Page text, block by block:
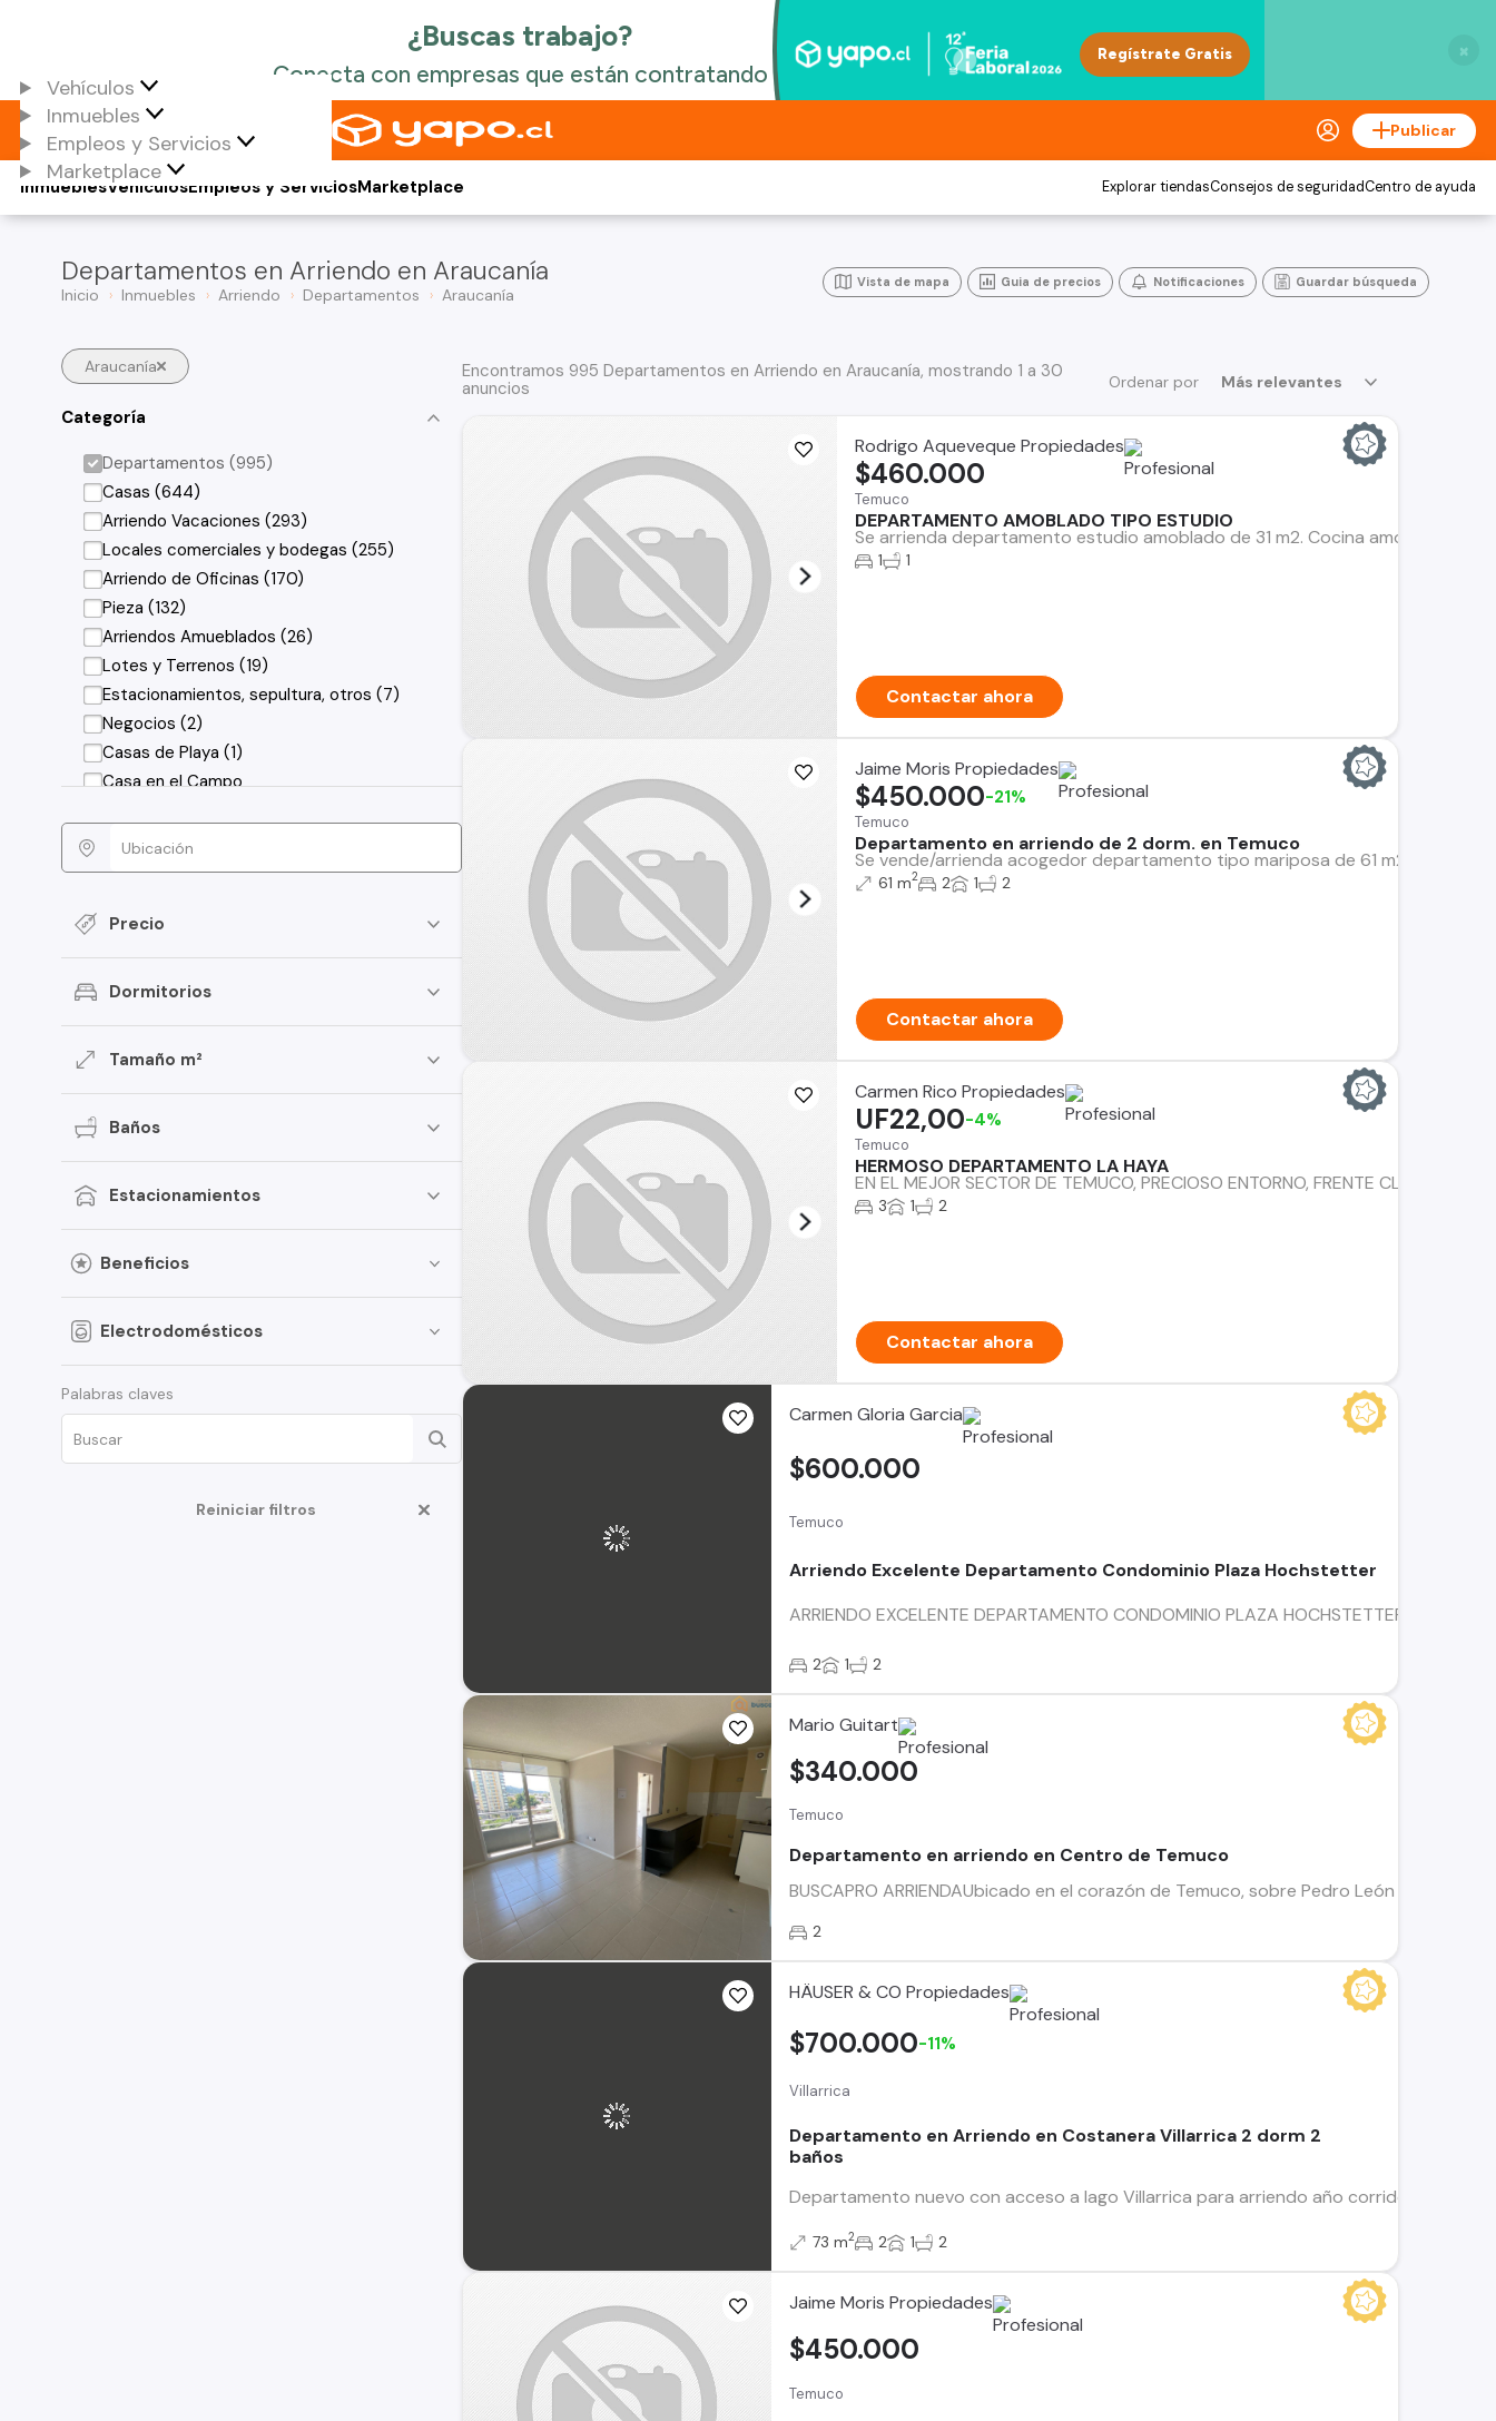
×
Vehículos
Inmuebles
Empleos y Servicios
Marketplace
Publicar
Vehículos
Inmuebles Empleos y ServiciosMarketplace Explorar tiendasConsejos de seguridadCentro de ayuda
Departamentos en Arriendo en Araucanía
Inicio Inmuebles Arriendo Departamentos Araucanía
Vista de mapa Guia de precios Notificaciones Guardar búsqueda
Araucanía
Categoría
Departamentos (995)
Casas (644)
Arriendo Vacaciones (293)
Locales comerciales y bodegas (255)
Arriendo de Oficinas (170)
Pieza (132)
Arriendos Amueblados (26)
Lotes y Terrenos (19)
Estacionamientos, sepultura, otros (7)
Negocios (2)
Casas de Playa (1)
Casa en el Campo
Precio
Dormitorios
Tamaño m²
Baños
Estacionamientos
Beneficios
Electrodomésticos
Palabras claves
Reiniciar filtros
Ordenar por Más relevantes
Encontramos 995 Departamentos en Arriendo en Araucanía, mostrando 1 a 30
anuncios
Rodrigo Aqueveque Propiedades
Temuco
DEPARTAMENTO AMOBLADO TIPO ESTUDIO
Se arrienda departamento estudio amoblado de 31 m2. Cocina amoblada,
$460.000
1 1
Contactar ahora
Jaime Moris Propiedades
Temuco
Departamento en arriendo de 2 dorm. en Temuco
Se vende/arrienda acogedor departamento tipo mariposa de 61 m2
$450.000-21%
61 m2 2 1 2
Contactar ahora
Carmen Rico Propiedades
Temuco
HERMOSO DEPARTAMENTO LA HAYA
EN EL MEJOR SECTOR DE TEMUCO, PRECIOSO ENTORNO, FRENTE CLINICA
UF22,00-4%
3 1 2
Contactar ahora
Carmen Gloria Garcia
Temuco
Arriendo Excelente Departamento Condominio Plaza Hochstetter
ARRIENDO EXCELENTE DEPARTAMENTO CONDOMINIO PLAZA HOCHSTETTER
$600.000
2 1 2
Mario Guitart
Temuco
Departamento en arriendo en Centro de Temuco
BUSCAPRO ARRIENDAUbicado en el corazón de Temuco, sobre Pedro León Gallo,
$340.000
2
HÄUSER & CO Propiedades
Villarrica
Departamento en Arriendo en Costanera Villarrica 2 dorm 2
baños
Departamento nuevo con acceso a lago Villarrica para arriendo año corrido.
$700.000-11%
73 m2 2 1 2
Jaime Moris Propiedades
Temuco
$450.000